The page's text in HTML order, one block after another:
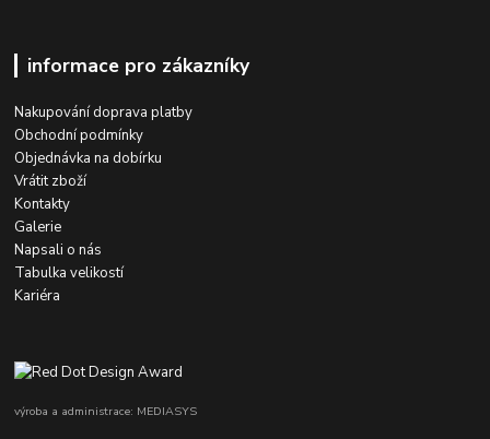
informace pro zákazníky
Nakupování doprava platby
Obchodní podmínky
Objednávka na dobírku
Vrátit zboží
Kontakty
Galerie
Napsali o nás
Tabulka velikostí
Kariéra
výroba a administrace: MEDIASYS